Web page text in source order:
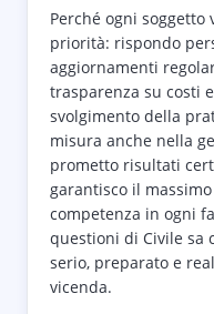
Perché ogni
priorità: rispondo
aggiornamenti
trasparenza su costi
svolgimento della
misura anche nella
prometto risultati
garantisco il
competenza in ogni
questioni di Civile sa
serio, preparato e
vicenda.